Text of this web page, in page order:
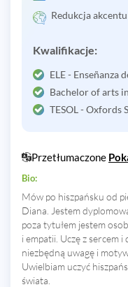
Redukcja akcentu
Kwalifikacje:
ELE - Enseñanza
Bachelor of arts
TESOL - Oxfords
Przetłumaczone
Bio:
Mów po hiszpańsku od
Diana. Jestem
poza tytułem jestem
i empatii. Uczę z sercem
niezbędną uwagę i
Uwielbiam uczyć
świata.